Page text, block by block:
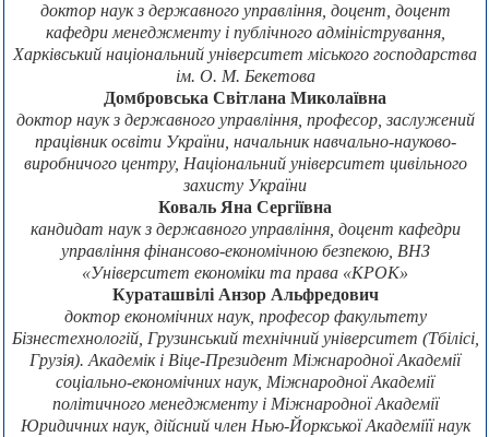
доктор наук з державного управління, доцент, доцент
кафедри менеджменту і публічного адміністрування,
Харківський національний університет міського господарства
ім. О. М. Бекетова
Домбровська Світлана Миколаївна
доктор наук з державного управління, професор, заслужений
працівник освіти України, начальник навчально-науково-
виробничого центру, Національний університет цивільного
захисту України
Коваль Яна Сергіївна
кандидат наук з державного управління, доцент кафедри
управління фінансово-економічною безпекою, ВНЗ
«Університет економіки та права «КРОК»
Кураташвілі Анзор Альфредович
доктор економічних наук, професор факультету
Бізнестехнологій, Грузинський технічний університет (Тбілісі,
Грузія). Академік і Віце-Президент Міжнародної Академії
соціально-економічних наук, Міжнародної Академії
політичного менеджменту і Міжнародної Академії
Юридичних наук, дійсний член Нью-Йоркської Академіїї наук